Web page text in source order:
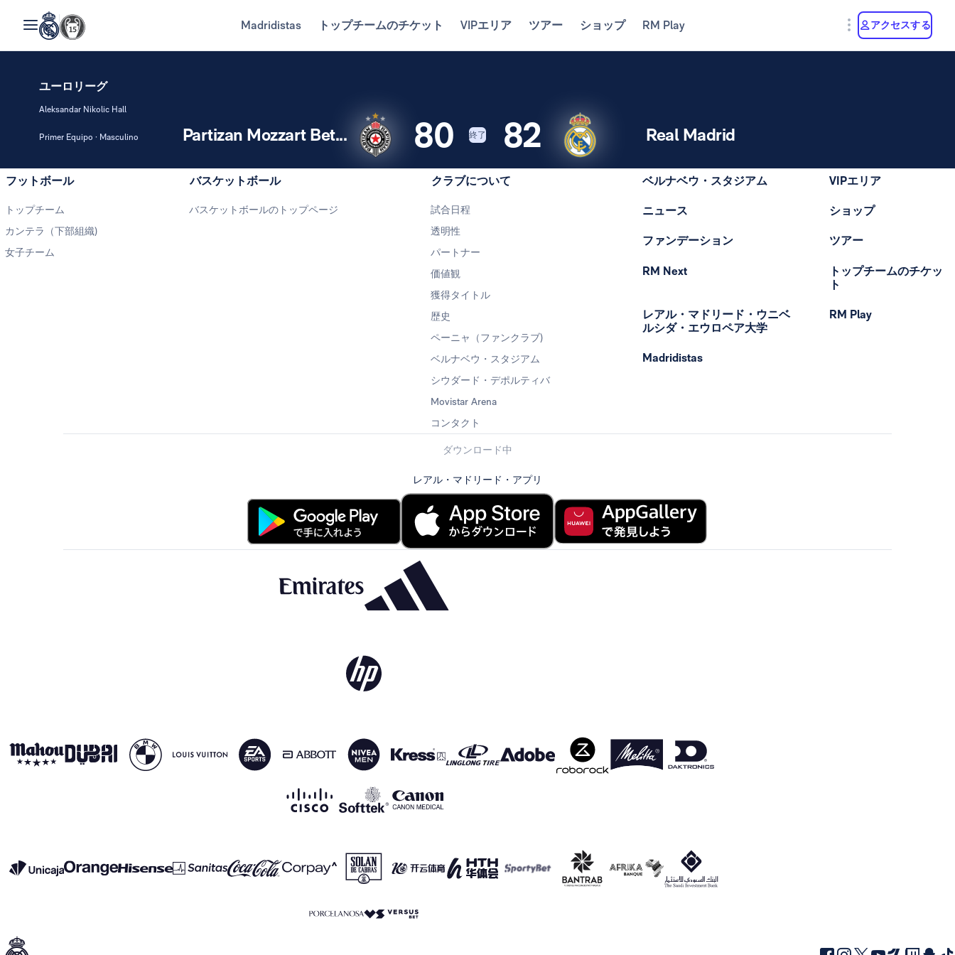
Madridistas トップチームのチケット VIPエリア ツアー ショップ RM Play アクセスする
ユーロリーグ
Aleksandar Nikolic Hall
Primer Equipo · Masculino 80 82
Partizan Mozzart Bet... 終了 Real Madrid
フットボール
トップチーム
カンテラ（下部組織)
女子チーム
バスケットボール
バスケットボールのトップページ
クラブについて
試合日程
透明性
パートナー
価値観
獲得タイトル
歴史
ペーニャ（ファンクラブ)
ベルナベウ・スタジアム
シウダード・デポルティバ
Movistar Arena
コンタクト
ベルナベウ・スタジアム
ニュース
ファンデーション
RM Next
レアル・マドリード・ウニベ
ルシダ・エウロペア大学
Madridistas
VIPエリア
ショップ
ツアー
トップチームのチケッ
ト
RM Play
ダウンロード中
レアル・マドリード・アプリ